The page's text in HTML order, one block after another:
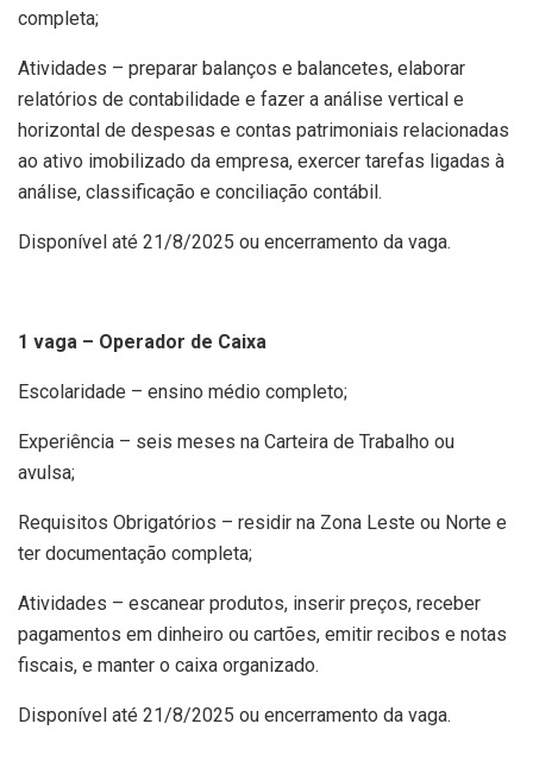
completa;
Atividades – preparar balanços e balancetes, elaborar
relatórios de contabilidade e fazer a análise vertical e
horizontal de despesas e contas patrimoniais relacionadas
ao ativo imobilizado da empresa, exercer tarefas ligadas à
análise, classificação e conciliação contábil.
Disponível até 21/8/2025 ou encerramento da vaga.
1 vaga – Operador de Caixa
Escolaridade – ensino médio completo;
Experiência – seis meses na Carteira de Trabalho ou
avulsa;
Requisitos Obrigatórios – residir na Zona Leste ou Norte e
ter documentação completa;
Atividades – escanear produtos, inserir preços, receber
pagamentos em dinheiro ou cartões, emitir recibos e notas
fiscais, e manter o caixa organizado.
Disponível até 21/8/2025 ou encerramento da vaga.